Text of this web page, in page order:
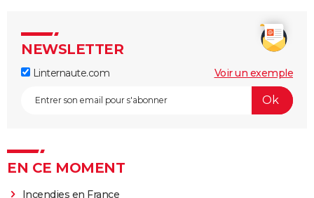
NEWSLETTER
Linternaute.com Voir un exemple
EN CE MOMENT
Incendies en France